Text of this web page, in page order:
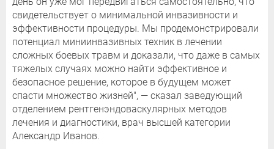
свидетельствует о минимальной инвазивности и
эффективности процедуры. Мы продемонстрировали
потенциал миниинвазивных техник в лечении
сложных боевых травм и доказали, что даже в самых
тяжелых случаях можно найти эффективное и
безопасное решение, которое в будущем может
спасти множество жизней", — сказал заведующий
отделением рентгенэндоваскулярных методов
лечения и диагностики, врач высшей категории
Александр Иванов.